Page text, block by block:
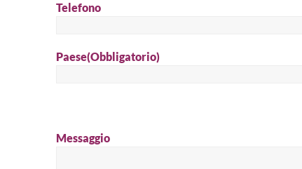
Telefono
Paese(Obbligatorio)
Messaggio